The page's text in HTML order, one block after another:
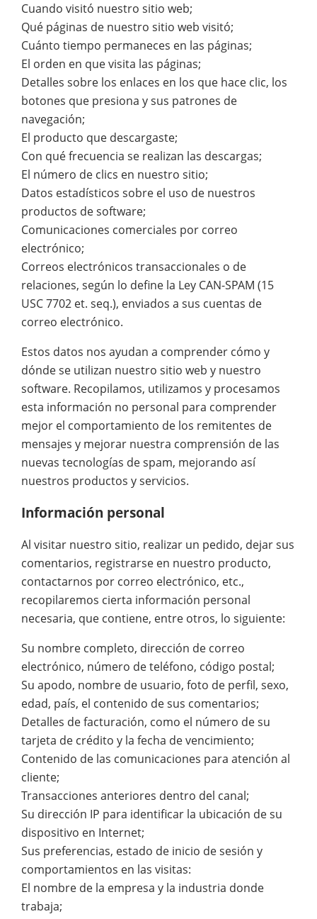
Cuando visitó nuestro sitio web;
Qué páginas de nuestro sitio web visitó;
Cuánto tiempo permaneces en las páginas;
El orden en que visita las páginas;
Detalles sobre los enlaces en los que hace clic, los
botones que presiona y sus patrones de
navegación;
El producto que descargaste;
Con qué frecuencia se realizan las descargas;
El número de clics en nuestro sitio;
Datos estadísticos sobre el uso de nuestros
productos de software;
Comunicaciones comerciales por correo
electrónico;
Correos electrónicos transaccionales o de
relaciones, según lo define la Ley CAN-SPAM (15
USC 7702 et. seq.), enviados a sus cuentas de
correo electrónico.
Estos datos nos ayudan a comprender cómo y
dónde se utilizan nuestro sitio web y nuestro
software. Recopilamos, utilizamos y procesamos
esta información no personal para comprender
mejor el comportamiento de los remitentes de
mensajes y mejorar nuestra comprensión de las
nuevas tecnologías de spam, mejorando así
nuestros productos y servicios.
Información personal
Al visitar nuestro sitio, realizar un pedido, dejar sus
comentarios, registrarse en nuestro producto,
contactarnos por correo electrónico, etc.,
recopilaremos cierta información personal
necesaria, que contiene, entre otros, lo siguiente:
Su nombre completo, dirección de correo
electrónico, número de teléfono, código postal;
Su apodo, nombre de usuario, foto de perfil, sexo,
edad, país, el contenido de sus comentarios;
Detalles de facturación, como el número de su
tarjeta de crédito y la fecha de vencimiento;
Contenido de las comunicaciones para atención al
cliente;
Transacciones anteriores dentro del canal;
Su dirección IP para identificar la ubicación de su
dispositivo en Internet;
Sus preferencias, estado de inicio de sesión y
comportamientos en las visitas:
El nombre de la empresa y la industria donde
trabaja;